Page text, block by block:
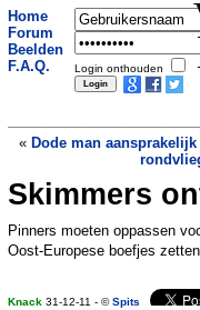
Home
Forum
Beelden
F.A.Q.
Login onthouden
« Dode man
Skimmers
Pinners moeten oppassen
Oost-Europese boefjes
Knack 31-12-11 - ©Spits